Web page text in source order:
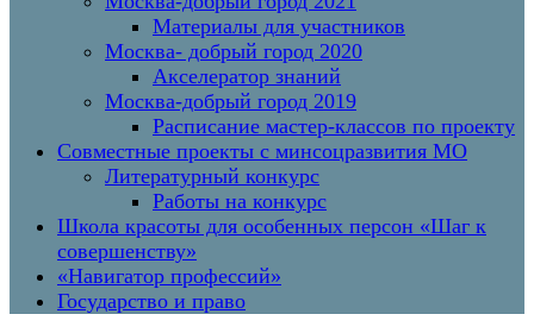
Материалы для участников
Москва- добрый город 2020
Акселератор знаний
Москва-добрый город 2019
Расписание мастер-классов по проекту
Совместные проекты с минсоцразвития МО
Литературный конкурс
Работы на конкурс
Школа красоты для особенных персон «Шаг к
совершенству»
«Навигатор профессий»
Государство и право